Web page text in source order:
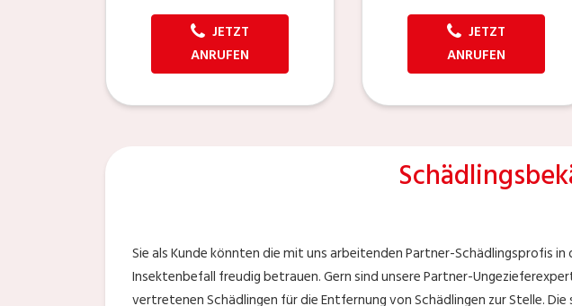
JETZT
ANRUFEN
JETZT
ANRUFEN
Sie als Kunde könnten die mit uns arbeitenden Partner-Schädlingsprofis
Insektenbefall freudig betrauen. Gern sind unsere Partner-
vertretenen Schädlingen für die Entfernung von Schädlingen zur Stelle.